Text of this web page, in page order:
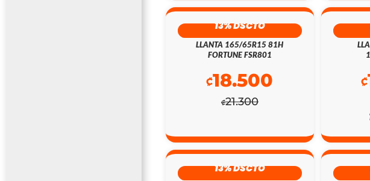
13% DSCTO
LLANTA 165/65R15 81H
FORTUNE FSR801
₡21.300
₡18.500 ₡
13% DSCTO